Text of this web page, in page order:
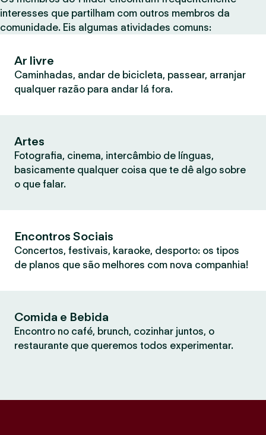
interesses que partilham com outros membros da
comunidade. Eis algumas atividades comuns:
Ar livre
Caminhadas, andar de bicicleta, passear, arranjar
qualquer razão para andar lá fora.
Artes
Fotografia, cinema, intercâmbio de línguas,
basicamente qualquer coisa que te dê algo sobre
o que falar.
Encontros Sociais
Concertos, festivais, karaoke, desporto: os tipos
de planos que são melhores com nova companhia!
Comida e Bebida
Encontro no café, brunch, cozinhar juntos, o
restaurante que queremos todos experimentar.